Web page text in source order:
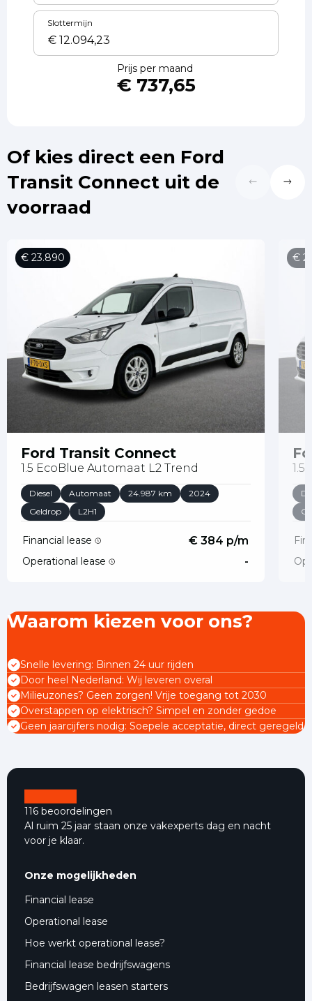
Slottermijn
Prijs per maand
€ 737,65
Of kies direct een Ford
Transit Connect uit de
voorraad
€ 23.890
Ford Transit Connect
1.5 EcoBlue Automaat L2 Trend
Diesel Automaat 24.987 km
2024
Geldrop
L2H1
Financial lease € 384 p/m
Operational lease -
€
1.5
Waarom kiezen voor ons?
Snelle levering: Binnen 24 uur rijden
Door heel Nederland: Wij leveren overal
Milieuzones? Geen zorgen! Vrije toegang tot 2030
Overstappen op elektrisch? Simpel en zonder gedoe
Geen jaarcijfers nodig: Soepele acceptatie, direct geregeld
116 beoordelingen
Al ruim 25 jaar staan onze vakexperts dag en nacht
voor je klaar.
Onze mogelijkheden
Financial lease
Operational lease
Hoe werkt operational lease?
Financial lease bedrijfswagens
Bedrijfswagen leasen starters